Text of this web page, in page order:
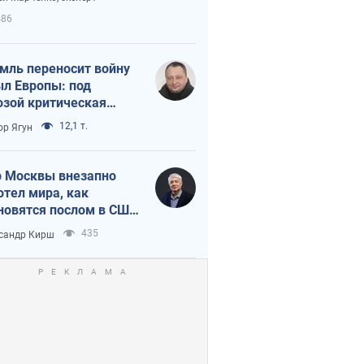
переносит войну
Европы: под
критическая
Ягун 12,1 т.
Москвы внезапно
мира, как
послом в США
украинские топ-
Кирш 435